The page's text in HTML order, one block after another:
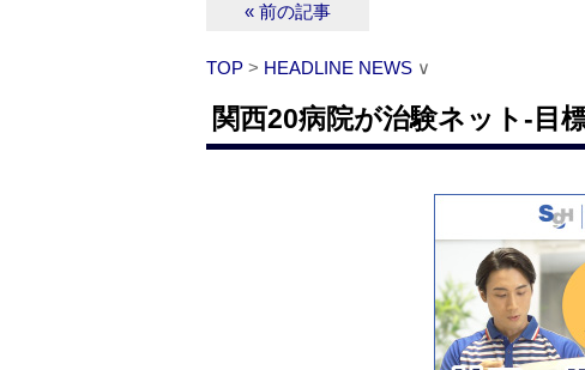
« 前の記事
TOP > HEADLINE NEWS ∨
関西20病院が治験ネット‐目